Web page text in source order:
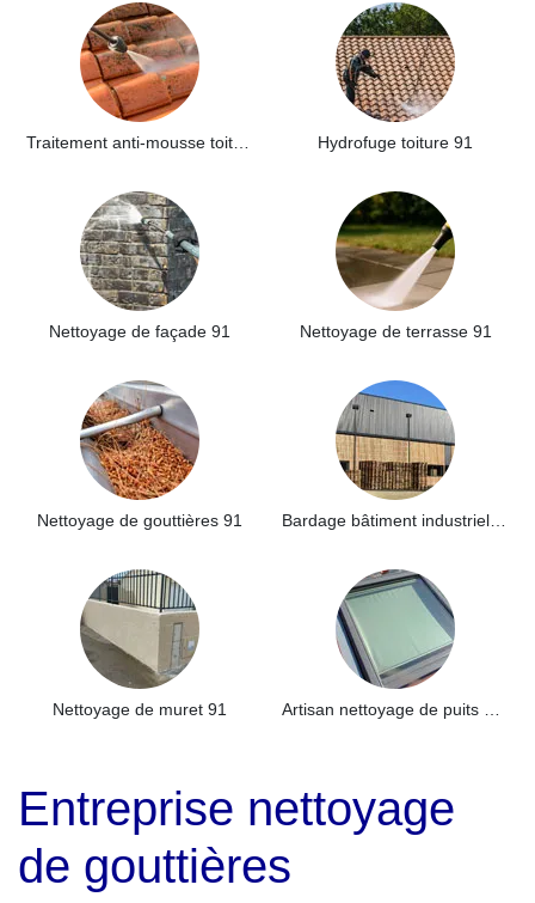
Hydrofuge toiture 91
Nettoyage de façade 91 Nettoyage de terrasse 91
Nettoyage de gouttières 91
Nettoyage de muret 91
Entreprise nettoyage
de gouttières